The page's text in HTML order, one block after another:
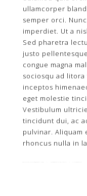
ullamcorper
semper orci.
imperdiet. Ut a
Sed pharetra
justo
congue magna
sociosqu ad
inceptos
eget molestie
Vestibulum
tincidunt dui, ac
pulvinar. Aliquam
rhoncus nulla in